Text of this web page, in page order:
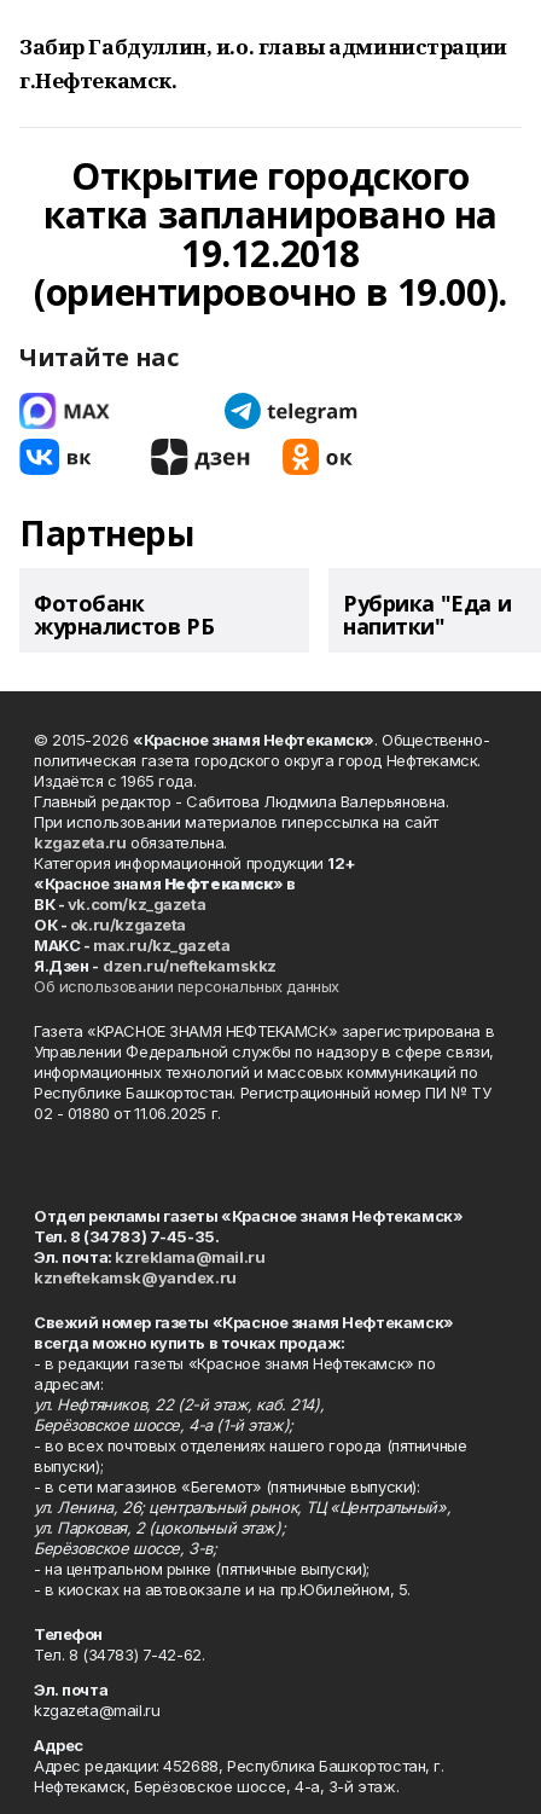
Забир Габдуллин, и.о. главы администрации
г.Нефтекамск.
Открытие городского
катка запланировано на
19.12.2018
(ориентировочно в 19.00).
Читайте нас
Партнеры
Фотобанк
журналистов РБ
Рубрика "Еда и
напитки"
© 2015-2026 «Красное знамя Нефтекамск». Общественно-
политическая газета городского округа город Нефтекамск.
Издаётся с 1965 года.
Главный редактор - Сабитова Людмила Валерьяновна.
При использовании материалов гиперссылка на сайт
kzgazeta.ru обязательна.
Категория информационной продукции 12+
«Красное знамя Нефтекамск» в
ВК -vk.com/kz_gazeta
ОК - ok.ru/kzgazeta
MAKC - max.ru/kz_gazeta
Я.Дзен - dzen.ru/neftekamskkz
Об использовании персональных данных
Газета «КРАСНОЕ ЗНАМЯ НЕФТЕКАМСК» зарегистрирована в
Управлении Федеральной службы по надзору в сфере связи,
информационных технологий и массовых коммуникаций по
Республике Башкортостан. Регистрационный номер ПИ № ТУ
02 - 01880 от 11.06.2025 г.
Отдел рекламы газеты «Красное знамя Нефтекамск»
Тел. 8 (34783) 7-45-35.
Эл. почта: kzreklama@mail.ru
kzneftekamsk@yandex.ru
Свежий номер газеты «Красное знамя Нефтекамск»
всегда можно купить в точках продаж:
- в редакции газеты «Красное знамя Нефтекамск» по
адресам:
ул. Нефтяников, 22 (2-й этаж, каб. 214),
Берёзовское шоссе, 4-а (1-й этаж);
- во всех почтовых отделениях нашего города (пятничные
выпуски);
- в сети магазинов «Бегемот» (пятничные выпуски):
ул. Ленина, 26; центральный рынок, ТЦ «Центральный»,
ул. Парковая, 2 (цокольный этаж);
Берёзовское шоссе, 3-в;
- на центральном рынке (пятничные выпуски);
- в киосках на автовокзале и на пр.Юбилейном, 5.
Телефон
Тел. 8 (34783) 7-42-62.
Эл. почта
kzgazeta@mail.ru
Адрес
Адрес редакции: 452688, Республика Башкортостан, г.
Нефтекамск, Берёзовское шоссе, 4-а, 3-й этаж.